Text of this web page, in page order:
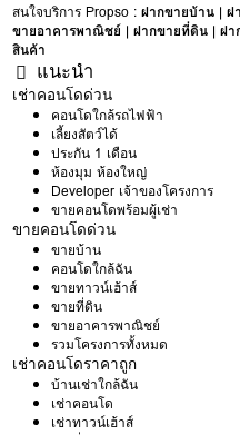
สนใจบริการ Propso :ฝากขายบ้าน |ฝ
ขายอาคารพาณิชย์ |ฝากขายที่ดิน |ฝา
สินค้า
แนะนำ
เช่าคอนโดด่วน
คอนโดใกล้รถไฟฟ้า
เลี้ยงสัตว์ได้
ประกัน 1 เดือน
ห้องมุม ห้องใหญ่
Developer เจ้าของโครงการ
ขายคอนโดพร้อมผู้เช่า
ขายคอนโดด่วน
ขายบ้าน
คอนโดใกล้ฉัน
ขายทาวน์เฮ้าส์
ขายที่ดิน
ขายอาคารพาณิชย์
รวมโครงการทั้งหมด
เช่าคอนโดราคาถูก
บ้านเช่าใกล้ฉัน
เช่าคอนโด
เช่าทาวน์เฮ้าส์